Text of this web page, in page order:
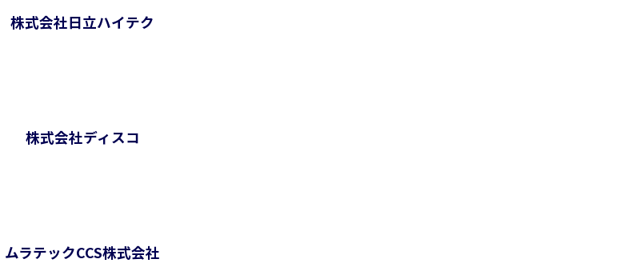
株式会社日立ハイテク
株式会社ディスコ
ムラテックCCS株式会社